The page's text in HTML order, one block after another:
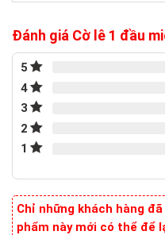
Đánh giá Cờ lê 1 đầu
5
4
3
2
1
Chỉ những khách hàng
phẩm này mới có thể để